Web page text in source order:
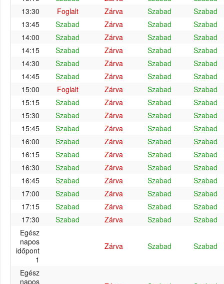
13:30
Foglalt Zárva Szabad
Szabad
13:45
Szabad Zárva Szabad
Szabad
14:00
Szabad Zárva Szabad
Szabad
14:15
Szabad Zárva Szabad
Szabad
14:30
Szabad Zárva Szabad
Szabad
14:45
Szabad Zárva Szabad
Szabad
15:00
Foglalt Zárva Szabad
Szabad
15:15
Szabad Zárva Szabad
Szabad
15:30
Szabad Zárva Szabad
Szabad
15:45
Szabad Zárva Szabad
Szabad
16:00
Szabad Zárva Szabad
Szabad
16:15
Szabad Zárva Szabad
Szabad
16:30
Szabad Zárva Szabad
Szabad
16:45
Szabad Zárva Szabad
Szabad
17:00
Szabad Zárva Szabad
Szabad
17:15
Szabad Zárva Szabad
Szabad
17:30
Szabad Zárva Szabad
Szabad
Egész
napos
időpont
1
Zárva Szabad Szabad
Egész
napos